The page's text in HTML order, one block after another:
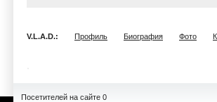
V.L.A.D.: Профиль Биография Фото
Посетителей на сайте 0